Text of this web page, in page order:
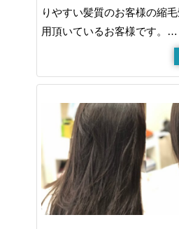
りやすい髪質のお客様の縮
用頂いているお客様です。…